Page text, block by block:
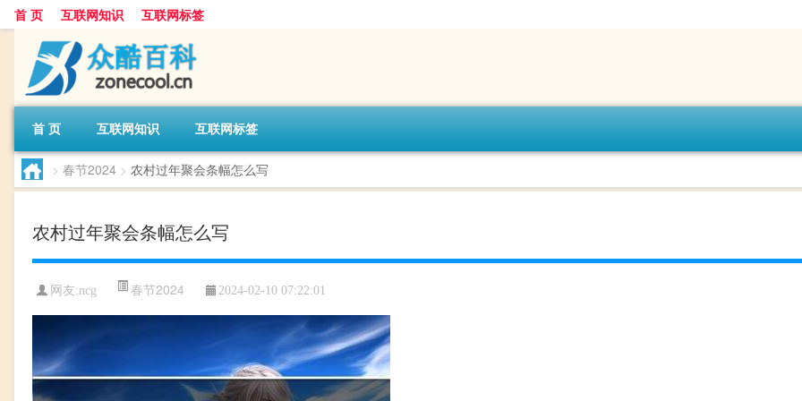
首 页 互联网知识 互联网标签
首 页 互联网知识 互联网标签
> 春节2024 > 农村过年聚会条幅怎么写
农村过年聚会条幅怎么写
网友:ncg 春节2024 2024-02-10 07:22:01